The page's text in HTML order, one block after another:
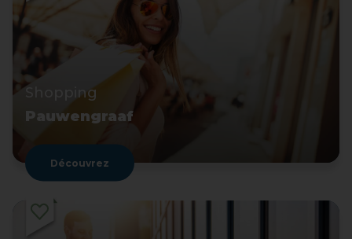
Shopping
Pauwengraaf
Découvrez